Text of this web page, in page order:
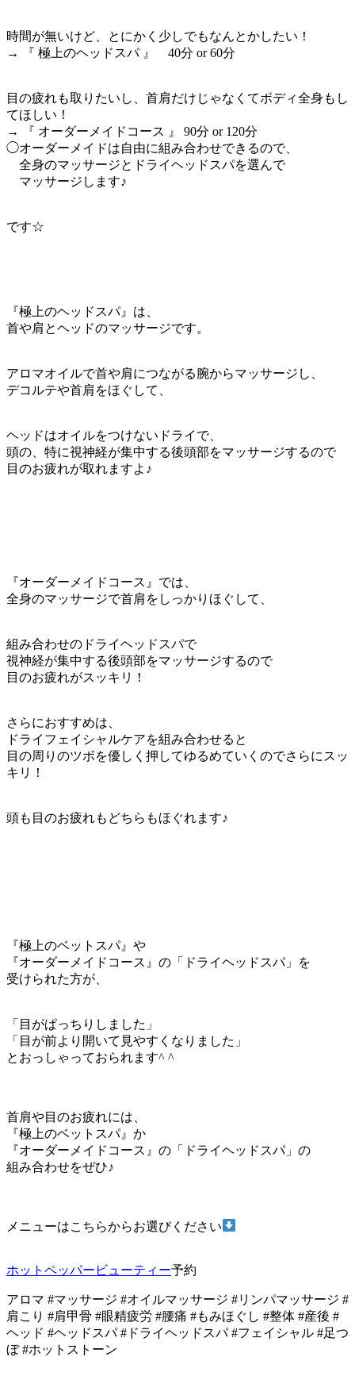
時間が無いけど、とにかく少しでもなんとかしたい！
→ 『 極上のヘッドスパ 』 40分 or 60分
目の疲れも取りたいし、首肩だけじゃなくてボディ全身もし
てほしい！
→ 『 オーダーメイドコース 』 90分 or 120分
◯オーダーメイドは自由に組み合わせできるので、
全身のマッサージとドライヘッドスパを選んで
マッサージします♪
です☆
『極上のヘッドスパ』は、
首や肩とヘッドのマッサージです。
アロマオイルで首や肩につながる腕からマッサージし、
デコルテや首肩をほぐして、
ヘッドはオイルをつけないドライで、
頭の、特に視神経が集中する後頭部をマッサージするので
目のお疲れが取れますよ♪
『オーダーメイドコース』では、
全身のマッサージで首肩をしっかりほぐして、
組み合わせのドライヘッドスパで
視神経が集中する後頭部をマッサージするので
目のお疲れがスッキリ！
さらにおすすめは、
ドライフェイシャルケアを組み合わせると
目の周りのツボを優しく押してゆるめていくのでさらにスッ
キリ！
頭も目のお疲れもどちらもほぐれます♪
『極上のベットスパ』や
『オーダーメイドコース』の「ドライヘッドスパ」を
受けられた方が、
「目がぱっちりしました」
「目が前より開いて見やすくなりました」
とおっしゃっておられます^ ^
首肩や目のお疲れには、
『極上のベットスパ』か
『オーダーメイドコース』の「ドライヘッドスパ」の
組み合わせをぜひ♪
メニューはこちらからお選びください
ホットペッパービューティー予約
アロマ #マッサージ #オイルマッサージ #リンパマッサージ #
肩こり #肩甲骨 #眼精疲労 #腰痛 #もみほぐし #整体 #産後 #
ヘッド #ヘッドスパ #ドライヘッドスパ #フェイシャル #足つ
ぼ #ホットストーン